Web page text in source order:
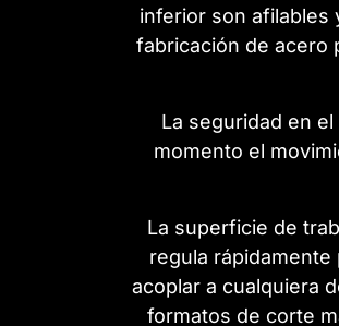
inferior son afilables
fabricación de acero
La seguridad en
momento el
La superficie de
regula
acoplar a cualquiera
formatos de corte